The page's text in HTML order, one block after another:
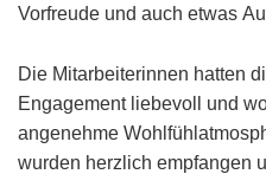
Vorfreude und auch etwas
Die Mitarbeiterinnen hatten
Engagement liebevoll und
angenehme
wurden herzlich empfangen